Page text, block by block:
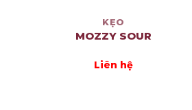
KẸO
MOZZY SOUR
Liên hệ